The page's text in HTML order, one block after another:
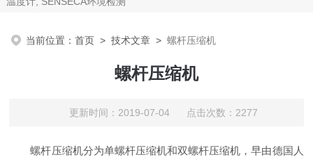
当前位置：首页 >技术文章 >螺杆压缩机
螺杆压缩机
更新时间：2019-07-04 点击次数：2277
螺杆压缩机分为单螺杆压缩机和双螺杆压缩机 ，早由德国 人